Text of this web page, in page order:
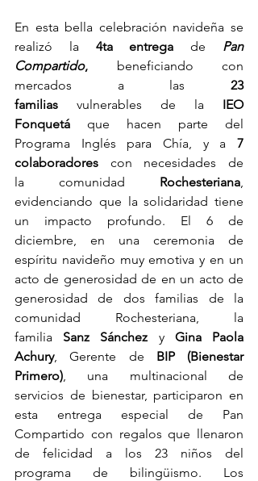
En esta bella celebración navideña se
realizó la 4ta entrega de Pan
Compartido, beneficiando con
mercados a las 23
familias vulnerables de la IEO
Fonquetá que hacen parte del
Programa Inglés para Chía, y a 7
colaboradores con necesidades de
la
comunidad Rochesteriana,
evidenciando que la solidaridad tiene
un impacto profundo. El 6 de
diciembre, en una ceremonia de
espíritu navideño muy emotiva y en un
acto de generosidad de en un acto de
generosidad de dos familias de la
comunidad Rochesteriana, la
familia Sanz Sánchez y Gina Paola
Achury, Gerente de BIP (Bienestar
Primero),
una multinacional de
servicios de bienestar, participaron en
esta entrega especial de Pan
Compartido con regalos que llenaron
de felicidad a los 23 niños del
programa de bilingüismo. Los